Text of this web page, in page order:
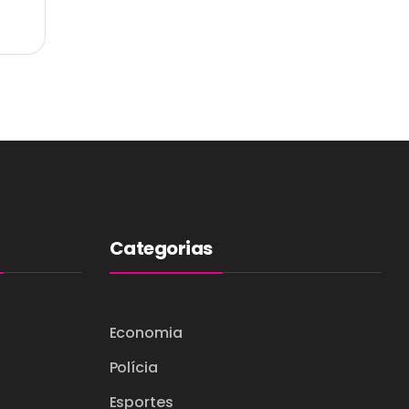
Categorias
Economia
Polícia
Esportes